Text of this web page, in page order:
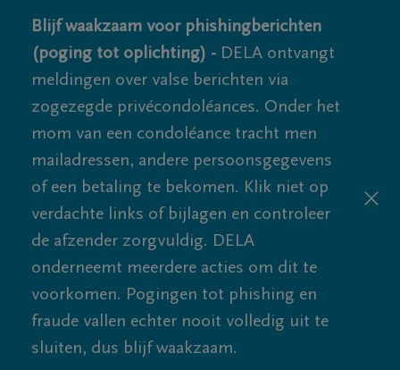
Blijf waakzaam voor phishingberichten
(poging tot oplichting) - DELA ontvangt
meldingen over valse berichten via
zogezegde privécondoléances. Onder het
mom van een condoléance tracht men
mailadressen, andere persoonsgegevens
of een betaling te bekomen. Klik niet op
verdachte links of bijlagen en controleer
de afzender zorgvuldig. DELA
onderneemt meerdere acties om dit te
voorkomen. Pogingen tot phishing en
fraude vallen echter nooit volledig uit te
sluiten, dus blijf waakzaam.